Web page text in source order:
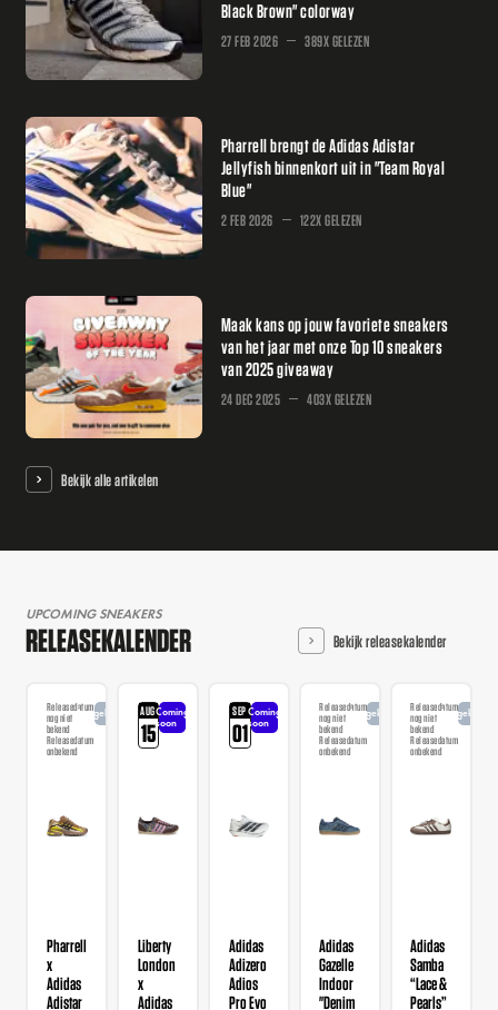
Black Brown" colorway
27 FEB 2026 389X GELEZEN
Pharrell brengt de Adidas Adistar
Jellyfish binnenkort uit in "Team Royal
Blue"
2 FEB 2026 122X GELEZEN
Maak kans op jouw favoriete sneakers
van het jaar met onze Top 10 sneakers
van 2025 giveaway
24 DEC 2025 403X GELEZEN
Bekijk alle artikelen
UPCOMING SNEAKERS
RELEASEKALENDER Bekijk releasekalender
Releasedatum
nog niet
bekend
Releasedatum
onbekend
Aangekondigd
Pharrell
x
Adidas
Adistar
AUG
15
Coming
soon
Liberty
London
x
Adidas
SEP
01
Coming
soon
Adidas
Adizero
Adios
Pro Evo
Releasedatum
nog niet
bekend
Releasedatum
onbekend
Aangekondigd
Adidas
Gazelle
Indoor
"Denim
Releasedatum
nog niet
bekend
Releasedatum
onbekend
Adidas
Samba
“Lace &
Pearls”